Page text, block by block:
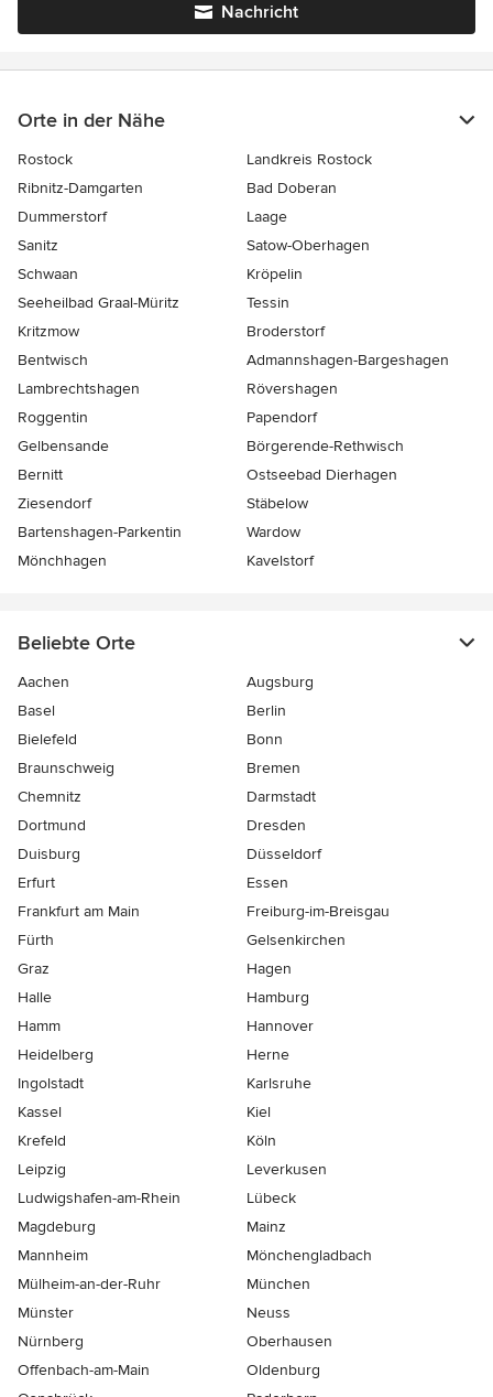
Nachricht
Orte in der Nähe
Rostock
Landkreis Rostock
Ribnitz-Damgarten
Bad Doberan
Dummerstorf
Laage
Sanitz
Satow-Oberhagen
Schwaan
Kröpelin
Seeheilbad Graal-Müritz
Tessin
Kritzmow
Broderstorf
Bentwisch
Admannshagen-Bargeshagen
Lambrechtshagen
Rövershagen
Roggentin
Papendorf
Gelbensande
Börgerende-Rethwisch
Bernitt
Ostseebad Dierhagen
Ziesendorf
Stäbelow
Bartenshagen-Parkentin
Wardow
Mönchhagen
Kavelstorf
Beliebte Orte
Aachen
Augsburg
Basel
Berlin
Bielefeld
Bonn
Braunschweig
Bremen
Chemnitz
Darmstadt
Dortmund
Dresden
Duisburg
Düsseldorf
Erfurt
Essen
Frankfurt am Main
Freiburg-im-Breisgau
Fürth
Gelsenkirchen
Graz
Hagen
Halle
Hamburg
Hamm
Hannover
Heidelberg
Herne
Ingolstadt
Karlsruhe
Kassel
Kiel
Krefeld
Köln
Leipzig
Leverkusen
Ludwigshafen-am-Rhein
Lübeck
Magdeburg
Mainz
Mannheim
Mönchen­gladbach
Mülheim-an-der-Ruhr
München
Münster
Neuss
Nürnberg
Oberhausen
Offenbach-am-Main
Oldenburg